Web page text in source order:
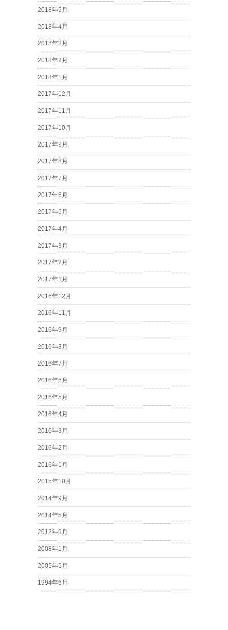
2018年5月
2018年4月
2018年3月
2018年2月
2018年1月
2017年12月
2017年11月
2017年10月
2017年9月
2017年8月
2017年7月
2017年6月
2017年5月
2017年4月
2017年3月
2017年2月
2017年1月
2016年12月
2016年11月
2016年9月
2016年8月
2016年7月
2016年6月
2016年5月
2016年4月
2016年3月
2016年2月
2016年1月
2015年10月
2014年9月
2014年5月
2012年9月
2008年1月
2005年5月
1994年6月